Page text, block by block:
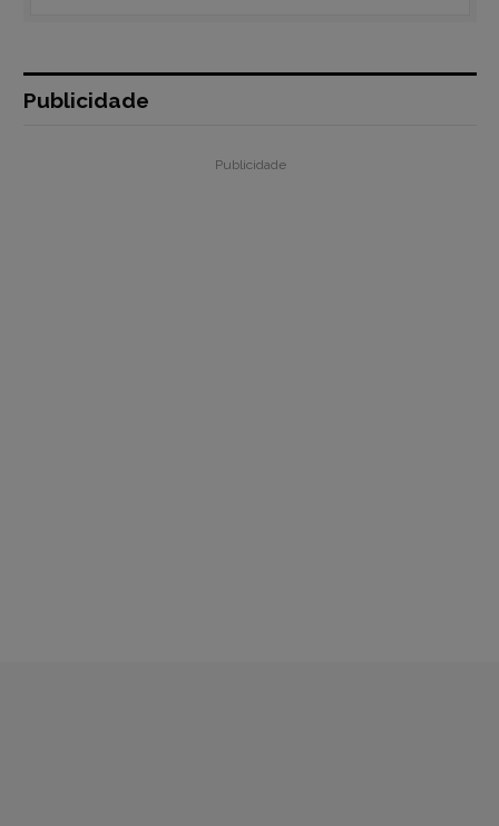
Publicidade
Publicidade